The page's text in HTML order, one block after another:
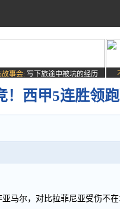
故事会: 写下旅途中被坑的经历
！西甲5连胜领
马尔，对比拉菲尼亚受伤不